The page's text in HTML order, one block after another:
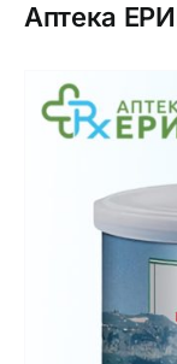
Аптека